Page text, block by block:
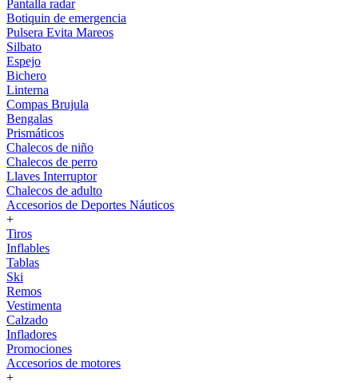
Pantalla radar
Botiquin de emergencia
Pulsera Evita Mareos
Silbato
Espejo
Bichero
Linterna
Compas Brujula
Bengalas
Prismáticos
Chalecos de niño
Chalecos de perro
Llaves Interruptor
Chalecos de adulto
Accesorios de Deportes Náuticos
+
Tiros
Inflables
Tablas
Ski
Remos
Vestimenta
Calzado
Infladores
Promociones
Accesorios de motores
+